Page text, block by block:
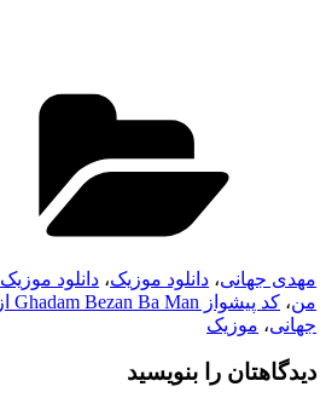
مهدی جهانی، دانلود موزیک، دانلود موزیک Mehdi Jahani
من، کد پیشواز Ghadam Bezan Ba Man از Mehdi Jahani
جهانی، موزیک
دیدگاهتان را بنویسید